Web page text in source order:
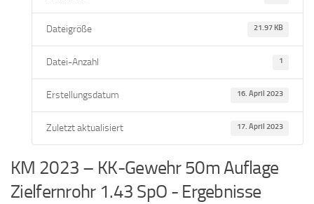
Dateigröße 21.97 KB
Datei-Anzahl 1
Erstellungsdatum 16. April 2023
Zuletzt aktualisiert 17. April 2023
KM 2023 – KK-Gewehr 50m Auflage
Zielfernrohr 1.43 SpO - Ergebnisse